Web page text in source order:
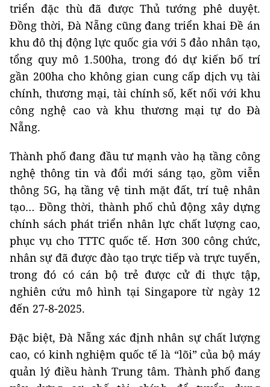
triển đặc thù đã được Thủ tướng phê duyệt.
Đồng thời, Đà Nẵng cũng đang triển khai Đề án
khu đô thị động lực quốc gia với 5 đảo nhân tạo,
tổng quy mô 1.500ha, trong đó dự kiến bố trí
gần 200ha cho không gian cung cấp dịch vụ tài
chính, thương mại, tài chính số, kết nối với khu
công nghệ cao và khu thương mại tự do Đà
Nẵng.
Thành phố đang đầu tư mạnh vào hạ tầng công
nghệ thông tin và đổi mới sáng tạo, gồm viễn
thông 5G, hạ tầng vệ tinh mặt đất, trí tuệ nhân
tạo… Đồng thời, thành phố chủ động xây dựng
chính sách phát triển nhân lực chất lượng cao,
phục vụ cho TTTC quốc tế. Hơn 300 công chức,
nhân sự đã được đào tạo trực tiếp và trực tuyến,
trong đó có cán bộ trẻ được cử đi thực tập,
nghiên cứu mô hình tại Singapore từ ngày 12
đến 27-8-2025.
Đặc biệt, Đà Nẵng xác định nhân sự chất lượng
cao, có kinh nghiệm quốc tế là “lõi” của bộ máy
quản lý điều hành Trung tâm. Thành phố đang